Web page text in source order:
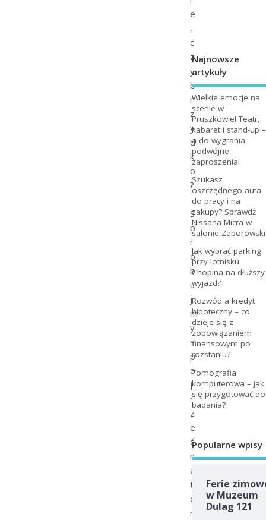
e
,
c
z
y
b
r
z
y
d
k
o
?
S
p
r
ó
b
u
j
m
y
s
p
o
j
r
z
e
ć
n
a
t
o
m
Najnowsze
artykuły
Wielkie emocje na
scenie w
Pruszkowie! Teatr,
kabaret i stand-up –
a do wygrania
podwójne
zaproszenia!
Szukasz
oszczędnego auta
do pracy i na
zakupy? Sprawdź
Nissana Micra w
salonie Zaborowski
Jak wybrać parking
przy lotnisku
Chopina na dłuższy
wyjazd?
Rozwód a kredyt
hipoteczny – co
dzieje się z
zobowiązaniem
finansowym po
rozstaniu?
Tomografia
komputerowa – jak
się przygotować do
badania?
Popularne wpisy
Ferie
w Muzeum
Dulag 121